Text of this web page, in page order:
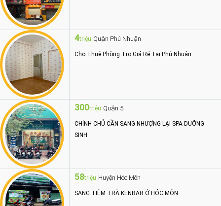
4triệu Quận Phú Nhuận
Cho Thuê Phòng Trọ Giá Rẻ Tại Phú Nhuận
300triệu Quận 5
CHÍNH CHỦ CẦN SANG NHƯỢNG LẠI SPA DƯỠNG
SINH
58triệu Huyện Hóc Môn
SANG TIỆM TRÀ KENBAR Ở HÓC MÔN